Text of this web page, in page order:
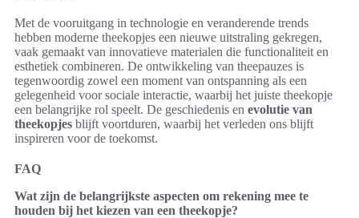
Met de vooruitgang in technologie en veranderende trends
hebben moderne theekopjes een nieuwe uitstraling gekregen,
vaak gemaakt van innovatieve materialen die functionaliteit en
esthetiek combineren. De ontwikkeling van theepauzes is
tegenwoordig zowel een moment van ontspanning als een
gelegenheid voor sociale interactie, waarbij het juiste theekopje
een belangrijke rol speelt. De geschiedenis en evolutie van
theekopjes blijft voortduren, waarbij het verleden ons blijft
inspireren voor de toekomst.
FAQ
Wat zijn de belangrijkste aspecten om rekening mee te
houden bij het kiezen van een theekopje?